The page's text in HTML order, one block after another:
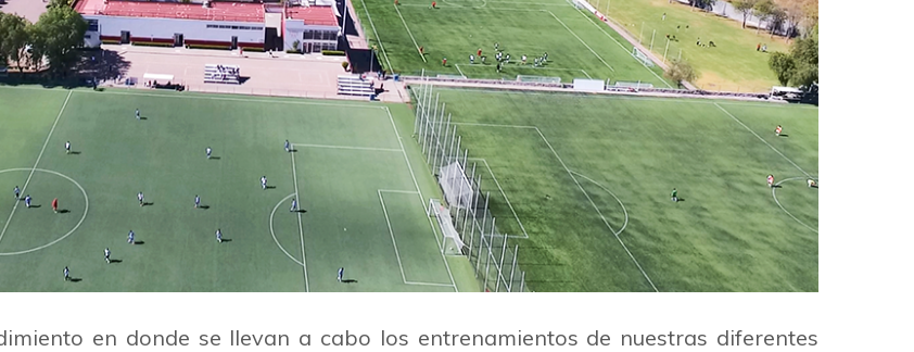
en donde se llevan a cabo los entrenamientos de nuestras diferentes